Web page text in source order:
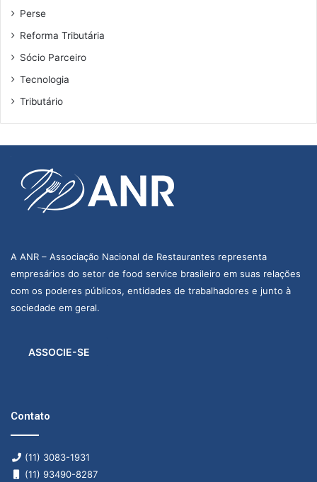
Perse
Reforma Tributária
Sócio Parceiro
Tecnologia
Tributário
A ANR – Associação Nacional de Restaurantes representa
empresários do setor de food service brasileiro em suas relações
com os poderes públicos, entidades de trabalhadores e junto à
sociedade em geral.
ASSOCIE-SE
Contato
(11) 3083-1931
(11) 93490-8287